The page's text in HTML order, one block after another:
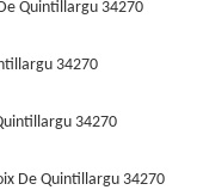
Quintillargu 34270
34270
34270
De Quintillargu 34270